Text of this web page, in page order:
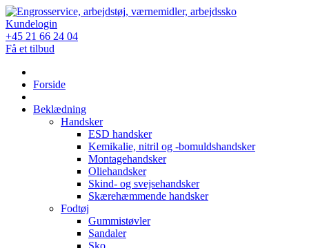
Skip
to
content
Kundelogin
+45 21 66 24 04
Få et tilbud
Forside
Beklædning
Handsker
ESD handsker
Kemikalie, nitril og -bomuldshandsker
Montagehandsker
Oliehandsker
Skind- og svejsehandsker
Skærehæmmende handsker
Fodtøj
Gummistøvler
Sandaler
Sko